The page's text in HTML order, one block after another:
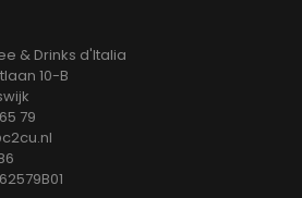
& Drinks d'Italia
10-B
79